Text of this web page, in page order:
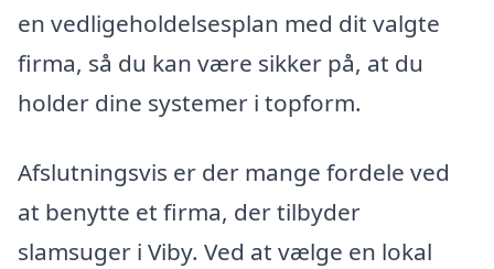
en vedligeholdelsesplan med dit valgte
firma, så du kan være sikker på, at du
holder dine systemer i topform.
Afslutningsvis er der mange fordele ved
at benytte et firma, der tilbyder
slamsuger i Viby. Ved at vælge en lokal